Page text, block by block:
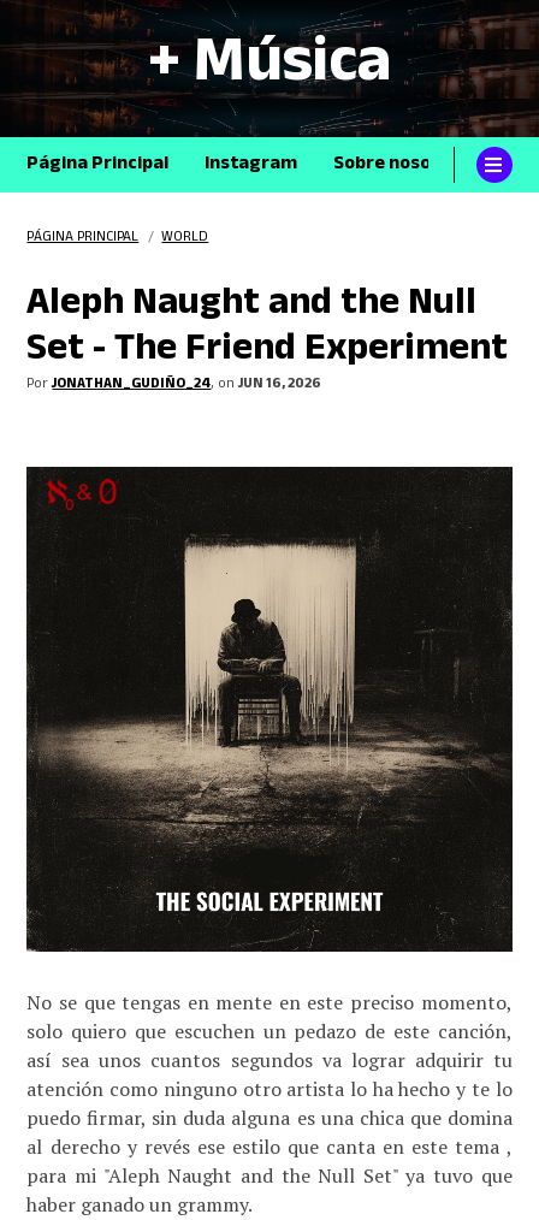
+ Música
Página Principal Instagram Sobre nosotros
PÁGINA PRINCIPAL /WORLD
Aleph Naught and the Null
Set - The Friend Experiment
PorJONATHAN_GUDIÑO_24, onJUN 16, 2026
No se que tengas en mente en este preciso momento,
solo quiero que escuchen un pedazo de este canción,
así sea unos cuantos segundos va lograr adquirir tu
atención como ninguno otro artista lo ha hecho y te lo
puedo firmar, sin duda alguna es una chica que domina
al derecho y revés ese estilo que canta en este tema ,
para mi "Aleph Naught and the Null Set" ya tuvo que
haber ganado un grammy.